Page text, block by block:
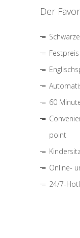
Der
Festpreis
60
point
Online-
24/7-